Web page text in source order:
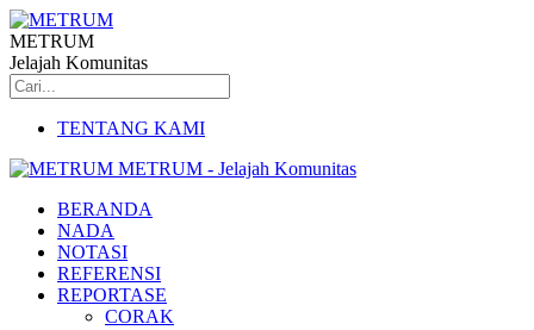
METRUM
Jelajah Komunitas
TENTANG KAMI
METRUM - Jelajah Komunitas
BERANDA
NADA
NOTASI
REFERENSI
REPORTASE
CORAK